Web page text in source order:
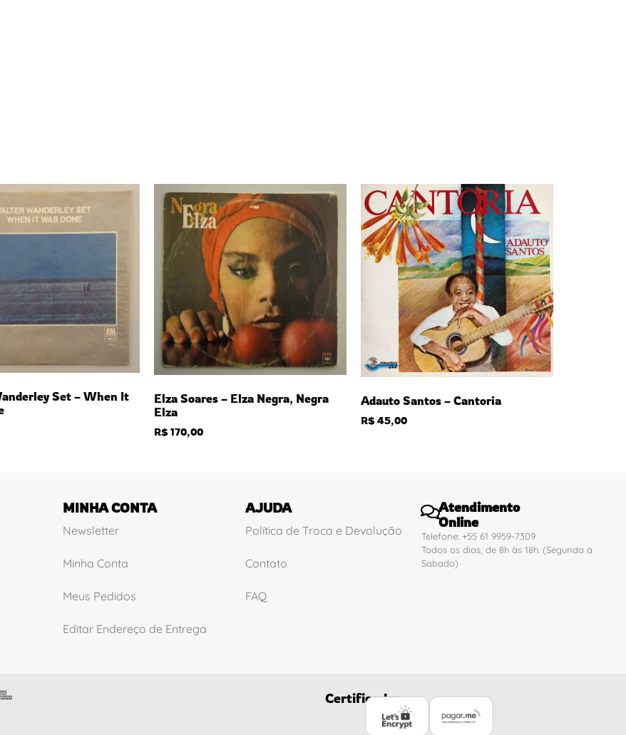
Set – When It
Elza Soares – Elza Negra, Negra
Elza
R$170,00
Adauto Santos – Cantoria
R$45,00
MINHA CONTA
Newsletter
Minha Conta
Meus Pedidos
Editar Endereço de Entrega
AJUDA
Política de Troca e Devolução
Contato
FAQ
Atendimento
Online
Telefone: +55 61 9959-7309
Todos os dias, de 8h às 18h. (Segunda à
Sabado)
Certificados